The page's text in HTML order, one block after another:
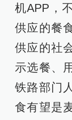
机APP，
供应的餐
供应的社
示选餐、
铁路部门
食有望是